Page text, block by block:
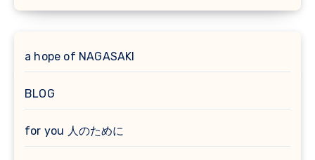
a hope of NAGASAKI
BLOG
for you 人のために